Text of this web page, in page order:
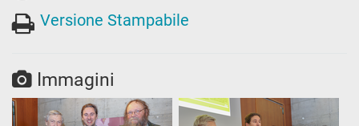
Versione Stampabile
Immagini